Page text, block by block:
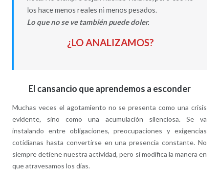
los hace menos reales ni menos pesados.
Lo que no se ve también puede doler.
¿LO ANALIZAMOS?
El cansancio que aprendemos a esconder
Muchas veces el agotamiento no se presenta como una crisis
evidente, sino como una acumulación silenciosa. Se va
instalando entre obligaciones, preocupaciones y exigencias
cotidianas hasta convertirse en una presencia constante. No
siempre detiene nuestra actividad, pero sí modifica la manera en
que atravesamos los días.